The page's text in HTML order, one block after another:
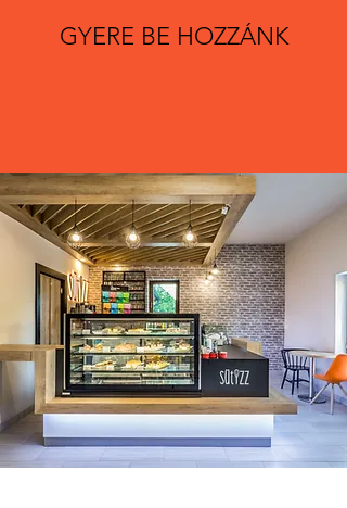
GYERE BE HOZZÁNK